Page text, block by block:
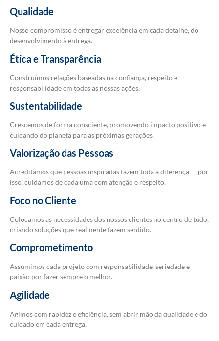
Qualidade
Nosso compromisso é entregar excelência em cada detalhe, do
desenvolvimento à entrega.
Ética e Transparência
Construímos relações baseadas na confiança, respeito e
responsabilidade em todas as nossas ações.
Sustentabilidade
Crescemos de forma consciente, promovendo impacto positivo e
cuidando do planeta para as próximas gerações.
Valorização das Pessoas
Acreditamos que pessoas inspiradas fazem toda a diferença — por
isso, cuidamos de cada uma com atenção e respeito.
Foco no Cliente
Colocamos as necessidades dos nossos clientes no centro de tudo,
criando soluções que realmente fazem sentido.
Comprometimento
Assumimos cada projeto com responsabilidade, seriedade e
paixão por fazer sempre o melhor.
Agilidade
Agimos com rapidez e eficiência, sem abrir mão da qualidade e do
cuidado em cada entrega.